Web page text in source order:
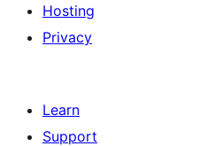
Hosting
Privacy
Learn
Support